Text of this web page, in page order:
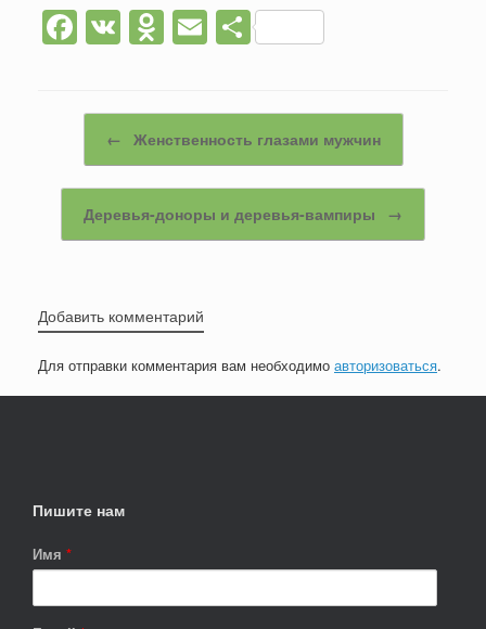
F
a
e
b
o
o
V
K
O
d
o
kl
a
ss
ki
E
m
О
тп
а
в
и
ть
← Женственность глазами мужчин
Деревья-доноры и деревья-вампиры →
Добавить комментарий
Для отправки комментария вам необходимо авторизоваться.
Пишите нам
Имя *